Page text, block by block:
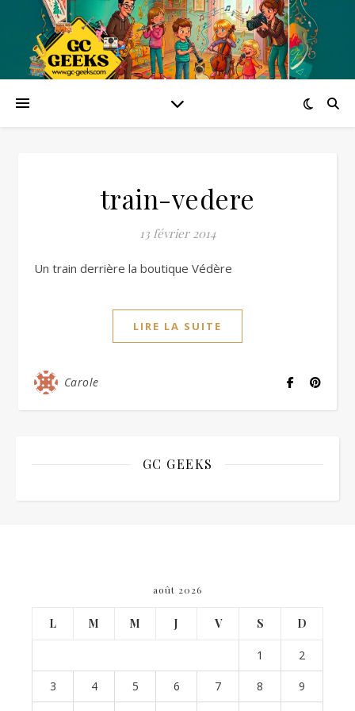
train-vedere
13 février 2014
Un train derrière la boutique Védère
LIRE LA SUITE
Carole
GC GEEKS
août 2026
L M M J V S D
1 2
3 4 5 6 7 8 9